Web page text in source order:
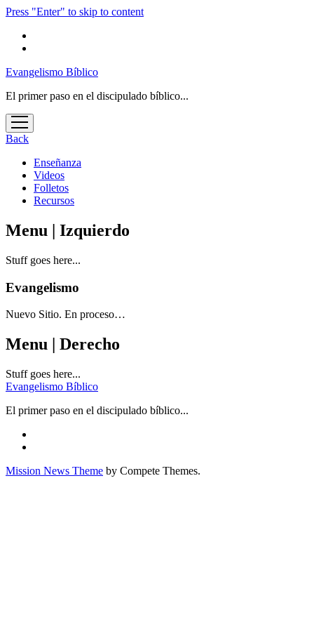
Press "Enter" to skip to content
Evangelismo Bíblico
El primer paso en el discipulado bíblico...
open
menu
Back
Enseñanza
Videos
Folletos
Recursos
Menu | Izquierdo
Stuff goes here...
Evangelismo
Nuevo Sitio. En proceso…
Menu | Derecho
Stuff goes here...
Evangelismo Bíblico
El primer paso en el discipulado bíblico...
Mission News Theme by Compete Themes.